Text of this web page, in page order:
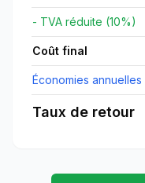
- TVA réduite (10%)
Coût final
Économies annuelles
Taux de retour